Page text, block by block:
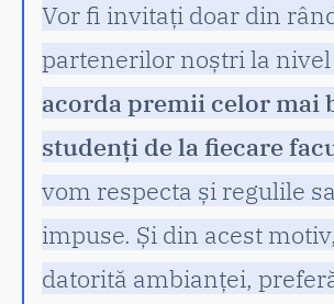
Vor fi invitați doar din
partenerilor noștri la nivel
acorda premii celor mai
studenți de la fiecare
vom respecta și regulile
impuse. Și din acest
datorită ambianței,